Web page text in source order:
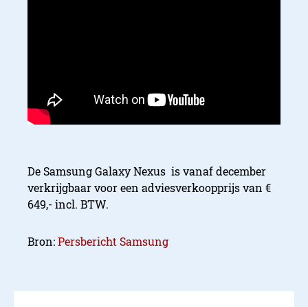
De Samsung Galaxy Nexus is vanaf december
verkrijgbaar voor een adviesverkoopprijs van €
649,- incl. BTW.
Bron:Persbericht Samsung